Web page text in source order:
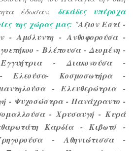
έδωσαν, δεκάδες υπέροχα
της χώρας μας: "Αξιον Εστί -
- Αμόλυντη - Ανθοφορούσα -
- Βλέπουσα - Δεομένη -
- Διακονούσα -
Ελεούσα- Κοσμοσωτήρα -
- Ελευθερώτρια -
- Ψυχοσώστρα - Πανάχραντο -
- Χρυσαυγή - Κυρά
Καρδία - Κιβωτό -
- Αθηνιώτισσα -